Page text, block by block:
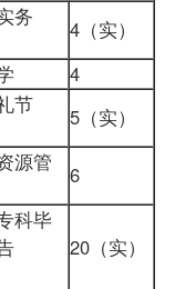
务
4（实）
4
节
5（实）
源管
6
科毕
20（实）